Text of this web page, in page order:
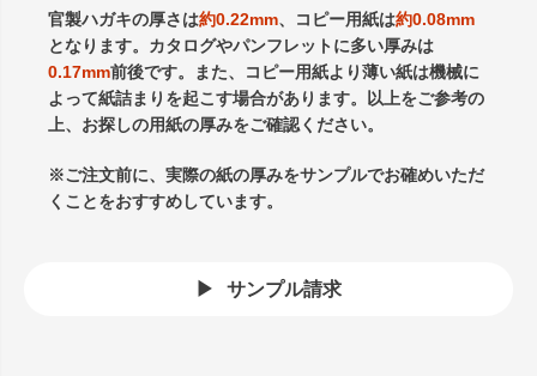
官製ハガキの厚さは約0.22mm、コピー用紙は約0.08mm
となります。カタログやパンフレットに多い厚みは
0.17mm前後です。また、コピー用紙より薄い紙は機械に
よって紙詰まりを起こす場合があります。以上をご参考の
上、お探しの用紙の厚みをご確認ください。
※ご注文前に、実際の紙の厚みをサンプルでお確めいただ
くことをおすすめしています。
サンプル請求